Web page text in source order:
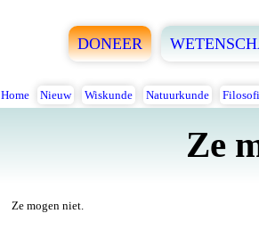
DONEER
Home Nieuw Wiskunde Natuurkunde
Ze
Ze mogen niet.